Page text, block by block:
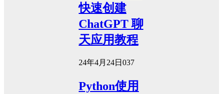
快速创建
ChatGPT 聊
天应用教程
24年4月24日 037
Python使用